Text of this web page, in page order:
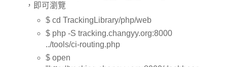
，即可瀏覽
$ cd TrackingLibrary/php/web
$ php -S tracking.changyy.org:8000
../tools/ci-routing.php
$ open